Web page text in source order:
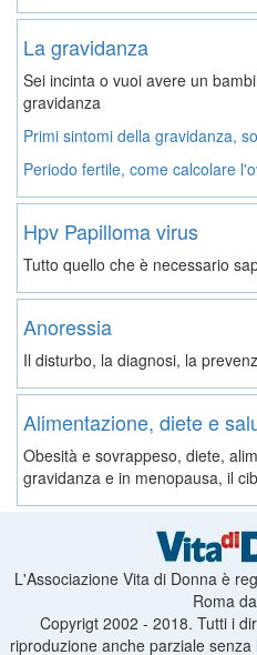
La gravidanza
Sei incinta o vuoi avere un
gravidanza
Primi sintomi della gravidanza,
Periodo fertile, come calcolare
Hpv Papilloma virus
Tutto quello che è necessario
Anoressia
Il disturbo, la diagnosi, la
Alimentazione, diete e
Obesità e sovrappeso, diete,
gravidanza e in menopausa, il
L'Associazione Vita di Donna è
Roma
Copyrigt 2002 - 2018. Tutti i
riproduzione anche parziale